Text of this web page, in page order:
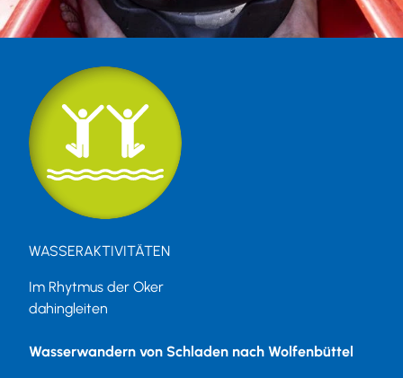
WASSERAKTIVITÄTEN
Im Rhytmus der Oker
dahingleiten
Wasserwandern von Schladen nach Wolfenbüttel